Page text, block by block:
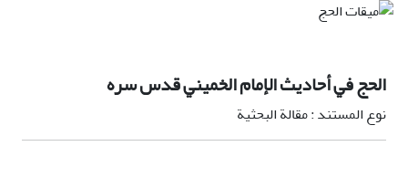
الحج في أحاديث الإمام الخميني قدس سره
نوع المستند : مقالة البحثية